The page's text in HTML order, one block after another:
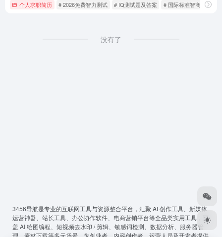
个人求职简历 # 2026免费智力测试 # IQ测试题及答案 # 国际标准智商测试60
没有了
3456导航是专业的互联网工具与资源整合平台，汇聚 AI 创作工具、新媒体
运营神器、站长工具、办公协作软件、电商营销平台等全品类实用工具，覆
盖 AI 绘图编程、短视频去水印 / 剪辑、敏感词检测、数据分析、服务器管
理、素材下载等多元场景，为创业者、内容创作者、运营人员及开发者提供